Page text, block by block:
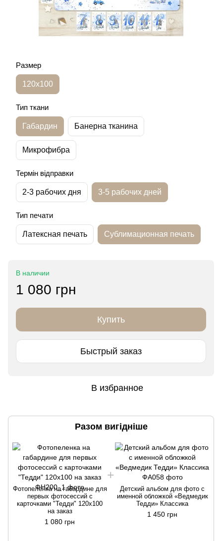
Размер
120х100
Тип ткани
Габардин Банерна тканина
Микрофибра
Термін відправки
2-3 рабочих дня 3-5 рабочих дней
Тип печати
Латексная печать Сублимационная печать
В наличии
1 080 грн
Купить
Быстрый заказ
В избранное
Разом вигідніше
Фотопеленка на габардине для
первых фотосессий с
карточками "Тедди" 120х100
на заказ
1 080 грн
Детский альбом для фото с
именной обложкой «Ведмедик
Тедди» Классика
1 450 грн